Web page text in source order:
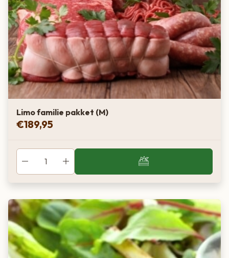
Limo familie pakket (M)
€189,95